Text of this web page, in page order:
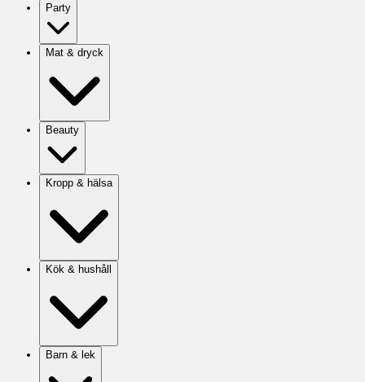
Party
Mat & dryck
Beauty
Kropp & hälsa
Kök & hushåll
Barn & lek